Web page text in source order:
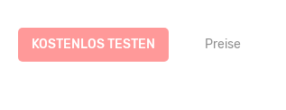
KOSTENLOS TESTEN Preise